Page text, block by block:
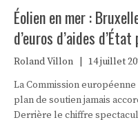
Éolien en mer :
d’euros d’aides
Roland Villon 14 juillet
La Commission
plan de soutien jamais
Derrière le chiffre